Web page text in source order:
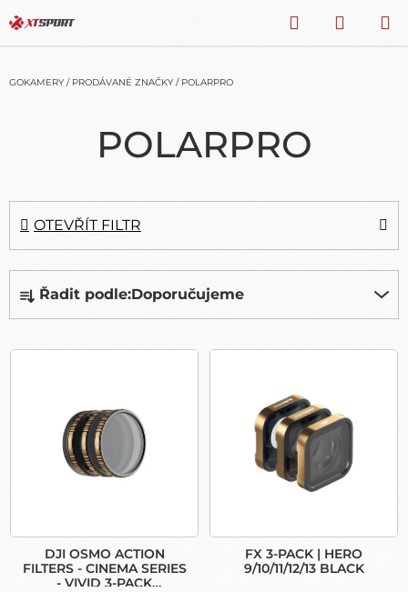
na
HLEDAT
KOŠÍK
GOKAMERY / PRODÁVANÉ ZNAČKY / POLARPRO
POLARPRO
OTEVŘÍT FILTR
A
Z
T
Řadit podle:Doporučujeme
V
U
DJI OSMO ACTION
FILTERS - CINEMA SERIES
- VIVID 3-PACK
FX 3-PACK | HERO
9/10/11/12/13 BLACK